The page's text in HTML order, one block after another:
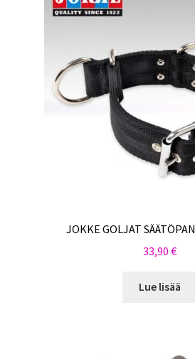
JOKKE GOLJAT
33,90 €
Lue lisää